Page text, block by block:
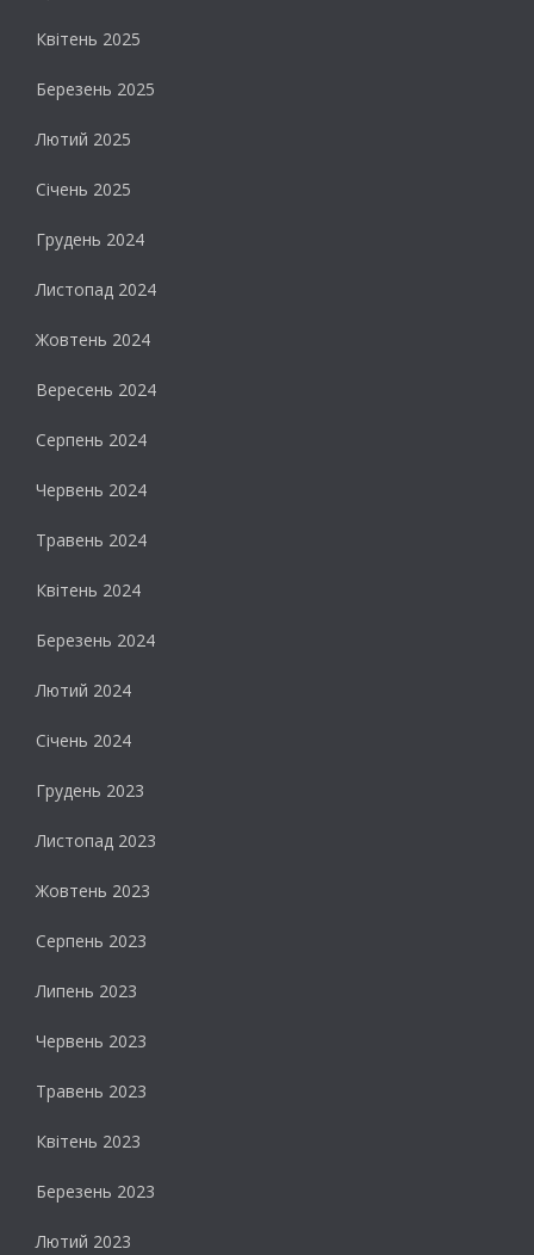
Квітень 2025
Березень 2025
Лютий 2025
Січень 2025
Грудень 2024
Листопад 2024
Жовтень 2024
Вересень 2024
Серпень 2024
Червень 2024
Травень 2024
Квітень 2024
Березень 2024
Лютий 2024
Січень 2024
Грудень 2023
Листопад 2023
Жовтень 2023
Серпень 2023
Липень 2023
Червень 2023
Травень 2023
Квітень 2023
Березень 2023
Лютий 2023